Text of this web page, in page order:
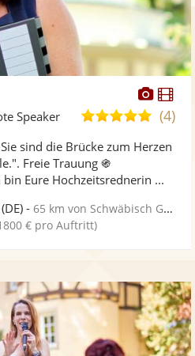
Fotos
4,8
5
(4)
Speaker
sind die Brücke zum Herzen
Freie Trauung ֍
Eure Hochzeitsrednerin ...
(DE) -65 km von Schwäbisch Gmünd
€ pro Auftritt)